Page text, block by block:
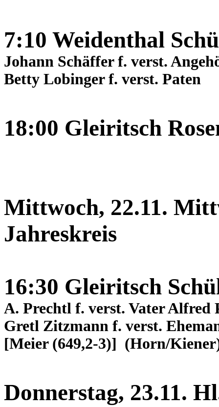
7:10 Weidenthal
Johann Schäffer f. verst.
Betty Lobinger f. verst. Paten
18:00 Gleiritsch
Mittwoch, 22.11.
Jahreskreis
16:30 Gleiritsch
A. Prechtl f. verst. Vater Alfred
Gretl Zitzmann f. verst.
[Meier (649,2-3)] (Horn/
Donnerstag, 23.11.